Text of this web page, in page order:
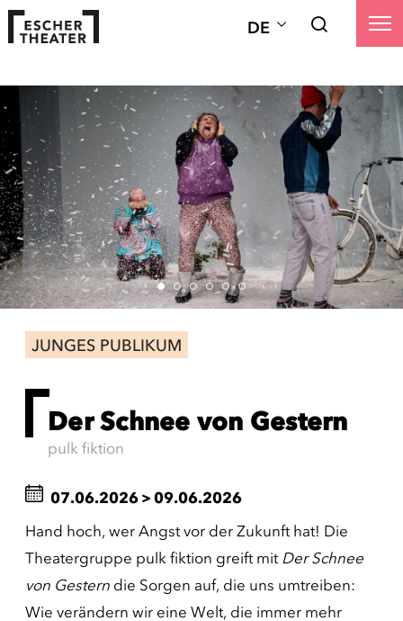
DE
JUNGES PUBLIKUM
Der Schnee von Gestern
pulk fiktion
07.06.2026 > 09.06.2026
Hand hoch, wer Angst vor der Zukunft hat! Die
Theatergruppe pulk fiktion greift mit Der Schnee
von Gestern die Sorgen auf, die uns umtreiben:
Wie verändern wir eine Welt, die immer mehr